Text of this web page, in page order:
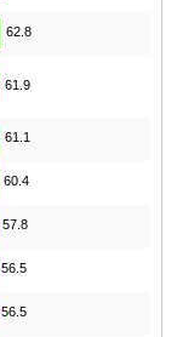
62.8
61.9
61.1
60.4
57.8
56.5
56.5